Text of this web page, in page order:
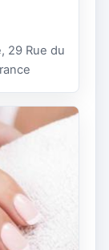
29 Rue du